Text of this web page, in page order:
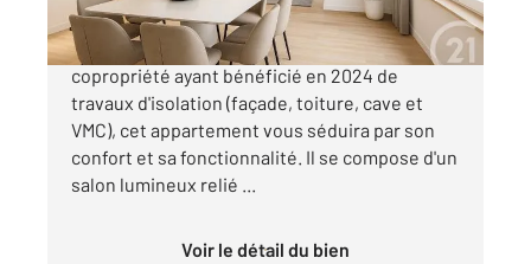
Situé en plein cœur de Nancy, dans une
copropriété ayant bénéficié en 2024 de
travaux d'isolation (façade, toiture, cave et
VMC), cet appartement vous séduira par son
confort et sa fonctionnalité. Il se compose d'un
salon lumineux relié ...
Voir le détail du bien